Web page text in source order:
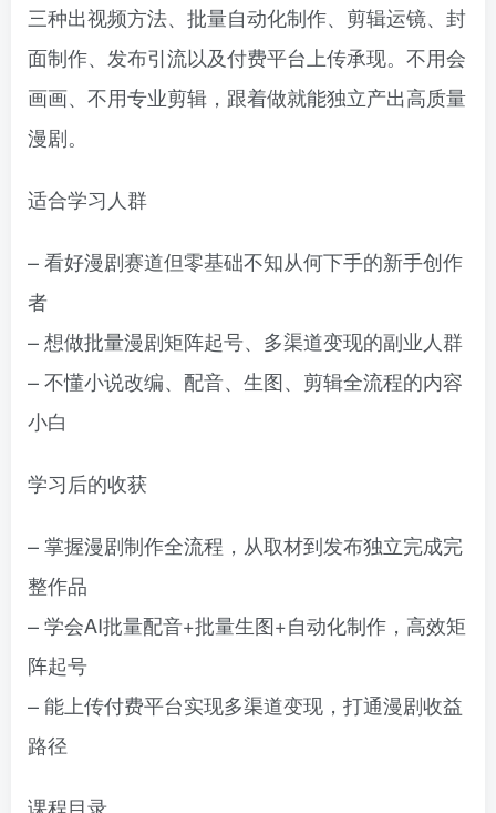
三种出视频方法、批量自动化制作、剪辑运镜、封
面制作、发布引流以及付费平台上传承现。不用会
画画、不用专业剪辑，跟着做就能独立产出高质量
漫剧。
适合学习人群
– 看好漫剧赛道但零基础不知从何下手的新手创作
者
– 想做批量漫剧矩阵起号、多渠道变现的副业人群
– 不懂小说改编、配音、生图、剪辑全流程的内容
小白
学习后的收获
– 掌握漫剧制作全流程，从取材到发布独立完成完
整作品
– 学会AI批量配音+批量生图+自动化制作，高效矩
阵起号
– 能上传付费平台实现多渠道变现，打通漫剧收益
路径
课程目录